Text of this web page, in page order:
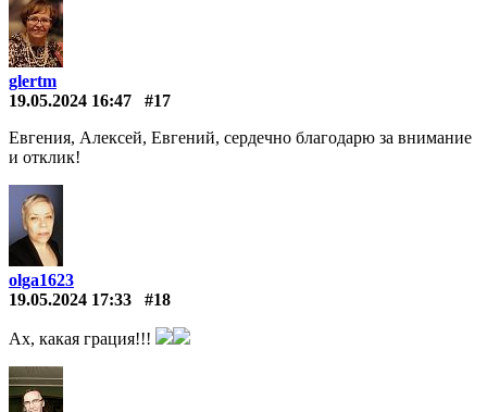
glertm
19.05.2024 16:47
#17
Евгения, Алексей, Евгений, сердечно благодарю за внимание
и отклик!
olga1623
19.05.2024 17:33
#18
Ах, какая грация!!!